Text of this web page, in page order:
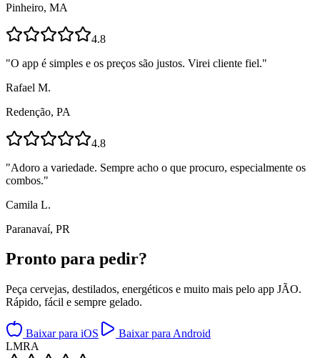
Pinheiro, MA
4.8
"O app é simples e os preços são justos. Virei cliente fiel."
Rafael M.
Redenção, PA
4.8
"Adoro a variedade. Sempre acho o que procuro, especialmente os
combos."
Camila L.
Paranavaí, PR
Pronto para pedir?
Peça cervejas, destilados, energéticos e muito mais pelo app JÃO.
Rápido, fácil e sempre gelado.
Baixar para iOS
Baixar para Android
LMRA